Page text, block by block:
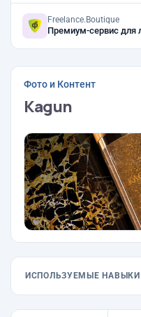
Freelance.Boutique
Премиум-сервис для
Фото и Контент
Kagun
ИСПОЛЬЗУЕМЫЕ НАВЫКИ